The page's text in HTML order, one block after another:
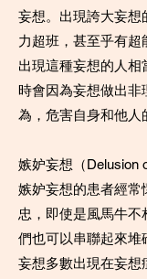
妄想。出現誇大妄想
力超班，甚至乎有超
出現這種妄想的人
時會因為妄想做出非
為，危害自身和他人
嫉妒妄想（Delusion
嫉妒妄想的患者經常
忠，即使是風馬牛
們也可以串聯起來堆
妄想多數出現在妄想